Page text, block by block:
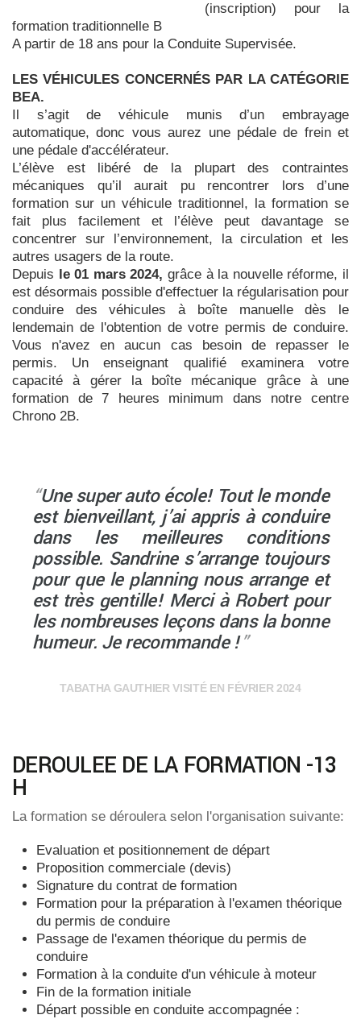
(inscription) pour la
formation traditionnelle B
A partir de 18 ans pour la Conduite Supervisée.
LES VÉHICULES CONCERNÉS PAR LA CATÉGORIE
BEA.
Il s’agit de véhicule munis d’un embrayage
automatique, donc vous aurez une pédale de frein et
une pédale d'accélérateur.
L’élève est libéré de la plupart des contraintes
mécaniques qu’il aurait pu rencontrer lors d’une
formation sur un véhicule traditionnel, la formation se
fait plus facilement et l’élève peut davantage se
concentrer sur l’environnement, la circulation et les
autres usagers de la route.
Depuis le 01 mars 2024, grâce à la nouvelle réforme, il
est désormais possible d'effectuer la régularisation pour
conduire des véhicules à boîte manuelle dès le
lendemain de l'obtention de votre permis de conduire.
Vous n'avez en aucun cas besoin de repasser le
permis. Un enseignant qualifié examinera votre
capacité à gérer la boîte mécanique grâce à une
formation de 7 heures minimum dans notre centre
Chrono 2B.
“Une super auto école! Tout le monde
est bienveillant, j’ai appris à conduire
dans les meilleures conditions
possible. Sandrine s’arrange toujours
pour que le planning nous arrange et
est très gentille! Merci à Robert pour
les nombreuses leçons dans la bonne
humeur. Je recommande !”
TABATHA GAUTHIER VISITÉ EN FÉVRIER 2024
DEROULEE DE LA FORMATION -13
H
La formation se déroulera selon l'organisation suivante:
Evaluation et positionnement de départ
Proposition commerciale (devis)
Signature du contrat de formation
Formation pour la préparation à l'examen théorique
du permis de conduire
Passage de l'examen théorique du permis de
conduire
Formation à la conduite d'un véhicule à moteur
Fin de la formation initiale
Départ possible en conduite accompagnée :